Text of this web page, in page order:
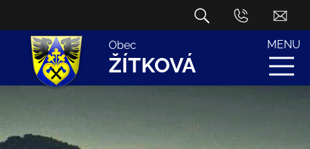
Obec
ŽÍTKOVÁ
MENU